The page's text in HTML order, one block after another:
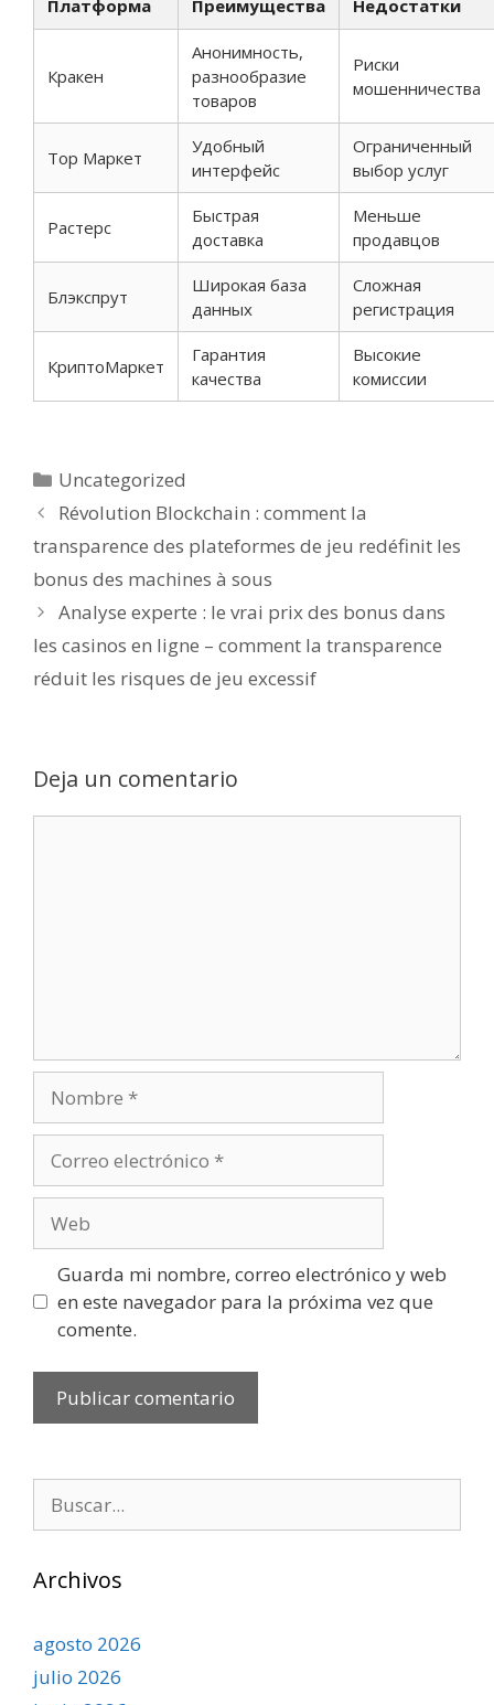
Платформа Преимущества Недостатки
Кракен
Анонимность,
разнообразие
товаров
Риски
мошенничества
Тор Маркет
Удобный
интерфейс
Ограниченный
выбор услуг
Растерс
Быстрая
доставка
Меньше
продавцов
Блэкспрут
Широкая база
данных
Сложная
регистрация
КриптоМаркет
Гарантия
качества
Высокие
комиссии
Categorías
Uncategorized
Révolution Blockchain : comment la
transparence des plateformes de jeu redéfinit les
bonus des machines à sous
Analyse experte : le vrai prix des bonus dans
les casinos en ligne – comment la transparence
réduit les risques de jeu excessif
Deja un comentario
electrónico
Guarda mi nombre, correo electrónico y web
en este navegador para la próxima vez que
comente.
Archivos
agosto 2026
julio 2026